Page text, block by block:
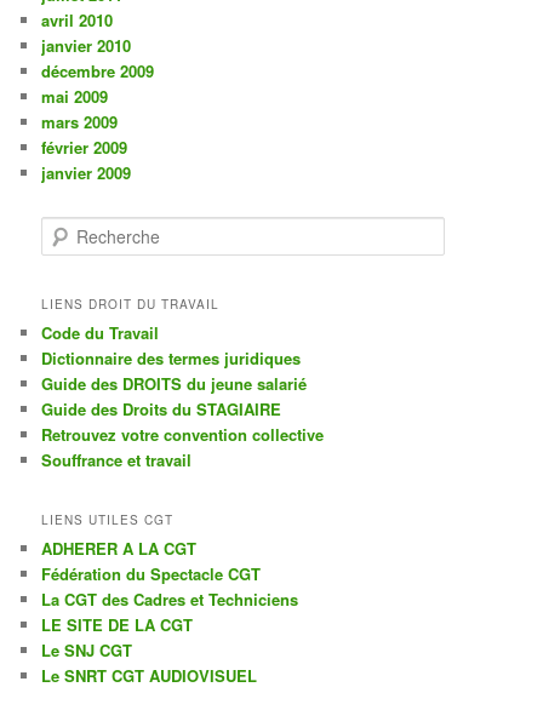
avril 2010
janvier 2010
décembre 2009
mai 2009
mars 2009
février 2009
janvier 2009
e
h
r
c
h
e
LIENS DROIT DU TRAVAIL
Code du Travail
Dictionnaire des termes juridiques
Guide des DROITS du jeune salarié
Guide des Droits du STAGIAIRE
Retrouvez votre convention collective
Souffrance et travail
LIENS UTILES CGT
ADHERER A LA CGT
Fédération du Spectacle CGT
La CGT des Cadres et Techniciens
LE SITE DE LA CGT
Le SNJ CGT
Le SNRT CGT AUDIOVISUEL